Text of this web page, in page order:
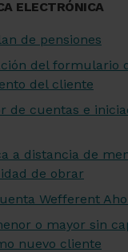
ELECTRÓNICA
de pensiones
del formulario
del cliente
de cuentas e
a distancia de
de obrar
Wefferent
o mayor sin
nuevo cliente